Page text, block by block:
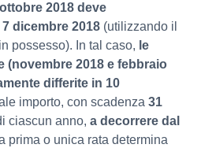
2018 deve
dicembre 2018 (utilizzando il
possesso). In tal caso, le
(novembre 2018 e febbraio
differite in 10
importo, con scadenza 31
ciascun anno, a decorrere dal
prima o unica rata determina